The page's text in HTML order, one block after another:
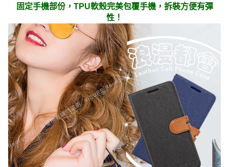
固定手機部份，TPU軟殼完美包覆手機，拆裝方便有彈
性！